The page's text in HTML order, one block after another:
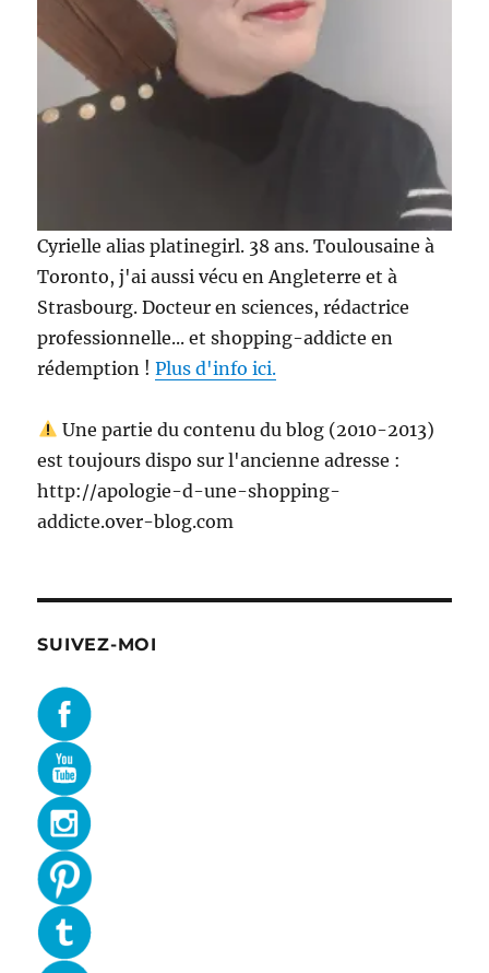
Cyrielle alias platinegirl. 38 ans. Toulousaine à
Toronto, j'ai aussi vécu en Angleterre et à
Strasbourg. Docteur en sciences, rédactrice
professionnelle... et shopping-addicte en
rédemption !Plus d'info ici.
Une partie du contenu du blog (2010-2013)
est toujours dispo sur l'ancienne adresse :
http://apologie-d-une-shopping-
addicte.over-blog.com
SUIVEZ-MOI